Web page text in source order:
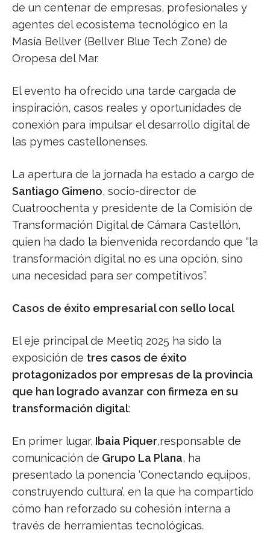
de un centenar de empresas, profesionales y
agentes del ecosistema tecnológico en la
Masía Bellver (Bellver Blue Tech Zone) de
Oropesa del Mar.
El evento ha ofrecido una tarde cargada de
inspiración, casos reales y oportunidades de
conexión para impulsar el desarrollo digital de
las pymes castellonenses.
La apertura de la jornada ha estado a cargo de
Santiago Gimeno, socio-director de
Cuatroochenta y presidente de la Comisión de
Transformación Digital de Cámara Castellón,
quien ha dado la bienvenida recordando que “la
transformación digital no es una opción, sino
una necesidad para ser competitivos”.
Casos de éxito empresarial con sello local
El eje principal de Meetiq 2025 ha sido la
exposición de tres casos de éxito
protagonizados por empresas de la provincia
que han logrado avanzar con firmeza en su
transformación digital:
En primer lugar, Ibaia Piquer,responsable de
comunicación de Grupo La Plana, ha
presentado la ponencia ‘Conectando equipos,
construyendo cultura’, en la que ha compartido
cómo han reforzado su cohesión interna a
través de herramientas tecnológicas.